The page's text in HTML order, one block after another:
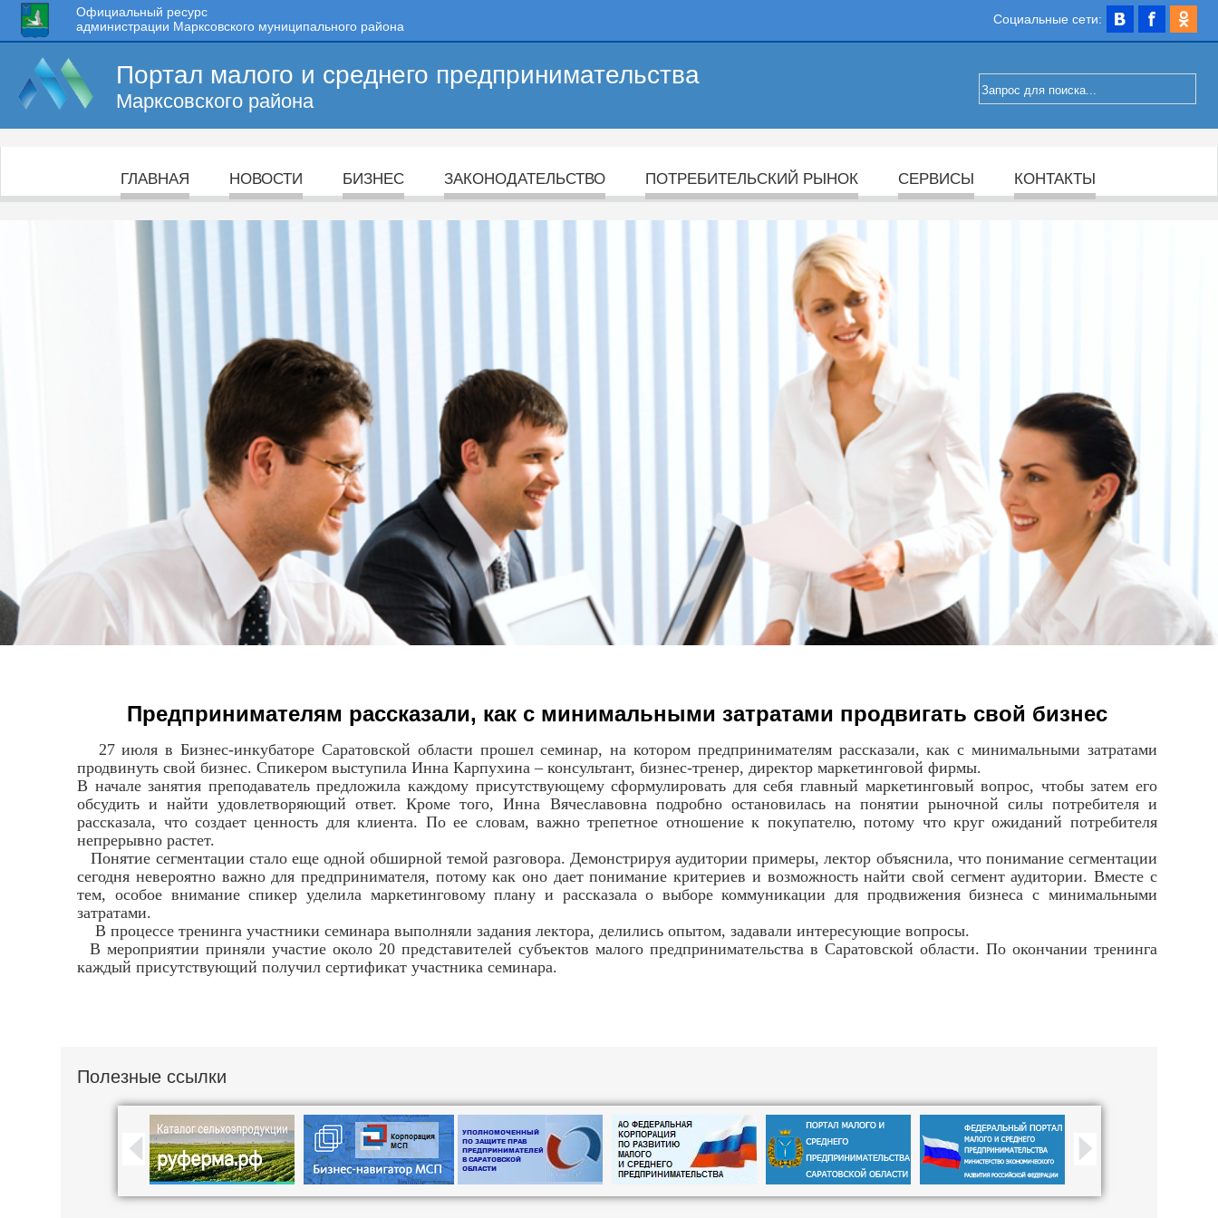
Социальные сети:
Официальный ресурс
администрации Марксовского муниципального района
Портал малого и среднего предпринимательства
Марксовского района
ГЛАВНАЯ НОВОСТИ БИЗНЕС ЗАКОНОДАТЕЛЬСТВО ПОТРЕБИТЕЛЬСКИЙ РЫНОК СЕРВИСЫ КОНТАКТЫ
Предпринимателям рассказали, как с минимальными затратами продвигать свой бизнес
27 июля в Бизнес-инкубаторе Саратовской области прошел семинар, на котором предпринимателям рассказали, как с минимальными затратами
продвинуть свой бизнес. Спикером выступила Инна Карпухина – консультант, бизнес-тренер, директор маркетинговой фирмы.
В начале занятия преподаватель предложила каждому присутствующему сформулировать для себя главный маркетинговый вопрос, чтобы затем его
обсудить и найти удовлетворяющий ответ. Кроме того, Инна Вячеславовна подробно остановилась на понятии рыночной силы потребителя и
рассказала, что создает ценность для клиента. По ее словам, важно трепетное отношение к покупателю, потому что круг ожиданий потребителя
непрерывно растет.
Понятие сегментации стало еще одной обширной темой разговора. Демонстрируя аудитории примеры, лектор объяснила, что понимание сегментации
сегодня невероятно важно для предпринимателя, потому как оно дает понимание критериев и возможность найти свой сегмент аудитории. Вместе с
тем, особое внимание спикер уделила маркетинговому плану и рассказала о выборе коммуникации для продвижения бизнеса с минимальными
затратами.
В процессе тренинга участники семинара выполняли задания лектора, делились опытом, задавали интересующие вопросы.
В мероприятии приняли участие около 20 представителей субъектов малого предпринимательства в Саратовской области. По окончании тренинга
каждый присутствующий получил сертификат участника семинара.
Полезные ссылки